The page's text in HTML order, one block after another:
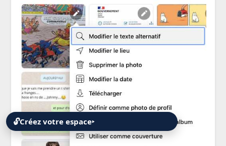
🔓Créez votre espace‣